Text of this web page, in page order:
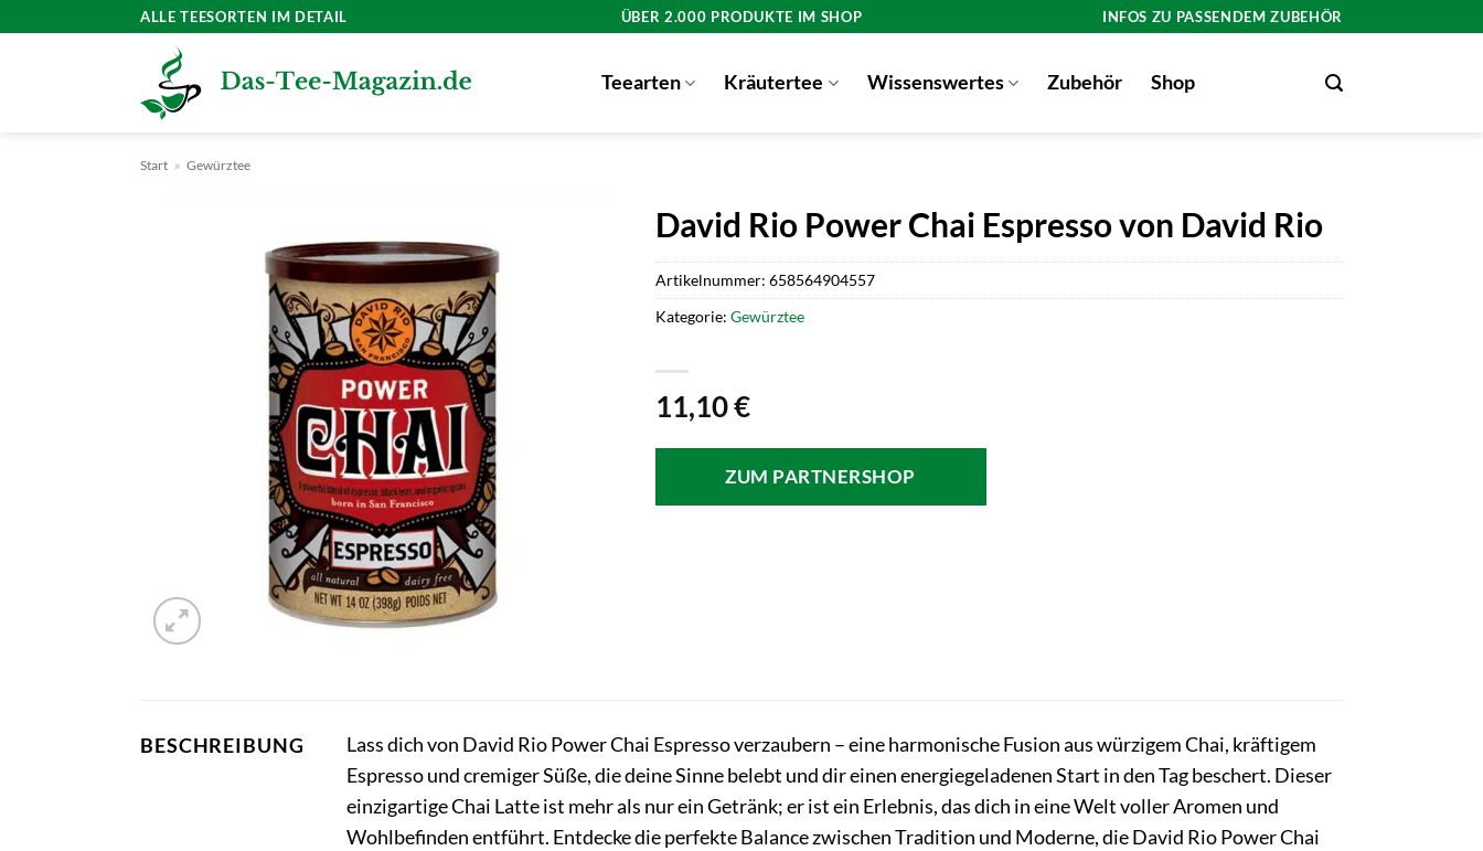
ALLE TEESORTEN IM DETAIL ÜBER 2.000 PRODUKTE IM SHOP INFOS ZU PASSENDEM ZUBEHÖR
Teearten Kräutertee Wissenswertes Zubehör Shop
Start » Gewürztee
David Rio Power Chai Espresso von David Rio
11,10€
ZUM PARTNERSHOP
Artikelnummer: 658564904557
Kategorie: Gewürztee
BESCHREIBUNG
Lass dich von David Rio Power Chai Espresso verzaubern – eine harmonische Fusion aus würzigem Chai, kräftigem
Espresso und cremiger Süße, die deine Sinne belebt und dir einen energiegeladenen Start in den Tag beschert. Dieser
einzigartige Chai Latte ist mehr als nur ein Getränk; er ist ein Erlebnis, das dich in eine Welt voller Aromen und
Wohlbefinden entführt. Entdecke die perfekte Balance zwischen Tradition und Moderne, die David Rio Power Chai